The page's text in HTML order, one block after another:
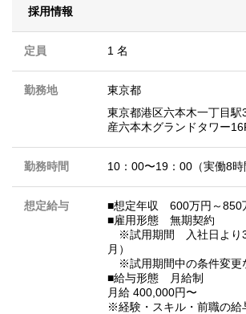
採用情報
定員 1 名
勤務地
東京都
東京都港区六本木一丁目
産六本木グランドタワー
勤務時間 10：00〜19：00（実働8時
想定給与
■想定年収 600万円～850
■雇用形態 無期契約
※試用期間 入社日より3
月）
※試用期間中の条件変更
■給与形態 月給制
⽉給 400,000円〜
※経験・スキル・前職の給